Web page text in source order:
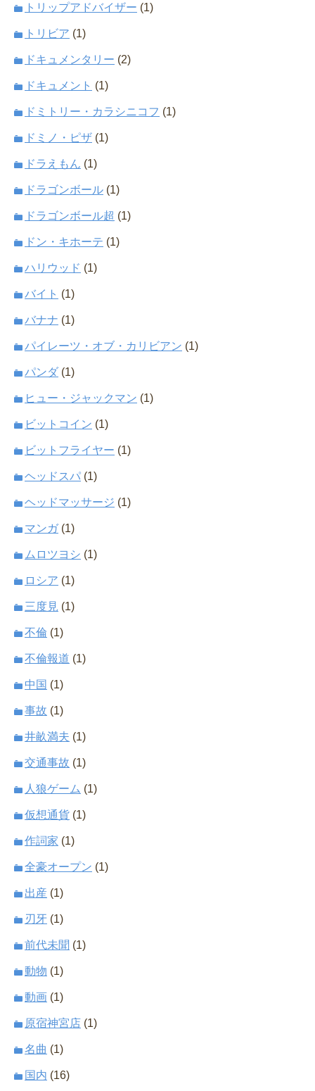
トリップアドバイザー (1)
トリビア (1)
ドキュメンタリー (2)
ドキュメント (1)
ドミトリー・カラシニコフ (1)
ドミノ・ピザ (1)
ドラえもん (1)
ドラゴンボール (1)
ドラゴンボール超 (1)
ドン・キホーテ (1)
ハリウッド (1)
バイト (1)
バナナ (1)
パイレーツ・オブ・カリビアン (1)
パンダ (1)
ヒュー・ジャックマン (1)
ビットコイン (1)
ビットフライヤー (1)
ヘッドスパ (1)
ヘッドマッサージ (1)
マンガ(1)
ムロツヨシ (1)
ロシア (1)
三度見 (1)
不倫 (1)
不倫報道 (1)
中国 (1)
事故 (1)
井畝満夫 (1)
交通事故 (1)
人狼ゲーム (1)
仮想通貨 (1)
作詞家 (1)
全豪オープン (1)
出産 (1)
刃牙 (1)
前代未聞 (1)
動物 (1)
動画 (1)
原宿神宮店 (1)
名曲 (1)
国内 (16)